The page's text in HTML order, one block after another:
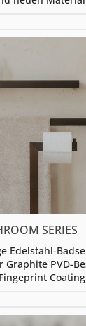
SERIES
Edelstahl-
PVD-